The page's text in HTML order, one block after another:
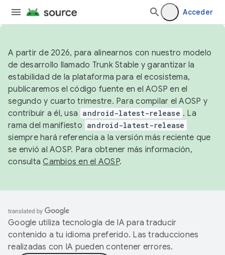
Acceder
A partir de 2026, para alinearnos con nuestro modelo
de desarrollo llamado Trunk Stable y garantizar la
estabilidad de la plataforma para el ecosistema,
publicaremos el código fuente en el AOSP en el
segundo y cuarto trimestre. Para compilar el AOSP y
contribuir a él, usa android-latest-release . La
rama del manifiesto android-latest-release
siempre hará referencia a la versión más reciente que
se envió al AOSP. Para obtener más información,
consultaCambios en el AOSP.
Google utiliza tecnología de IA para traducir
contenido a tu idioma preferido. Las traducciones
realizadas con IA pueden contener errores.